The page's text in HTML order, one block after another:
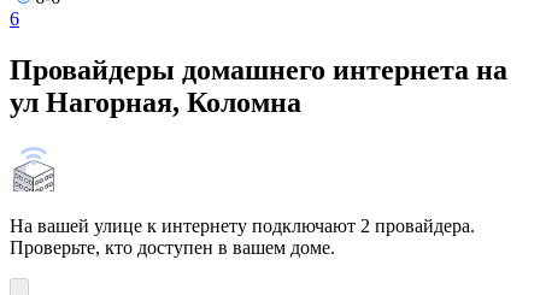
6
Провайдеры домашнего интернета на
ул Нагорная, Коломна
На вашей улице к интернету подключают 2 провайдера.
Проверьте, кто доступен в вашем доме.